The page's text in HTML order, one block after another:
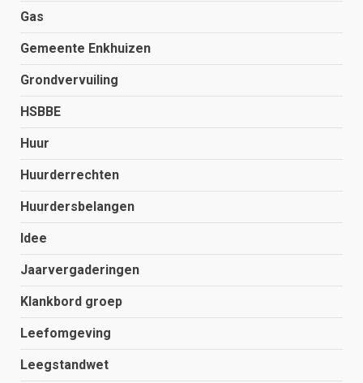
Gas
Gemeente Enkhuizen
Grondvervuiling
HSBBE
Huur
Huurderrechten
Huurdersbelangen
Idee
Jaarvergaderingen
Klankbord groep
Leefomgeving
Leegstandwet